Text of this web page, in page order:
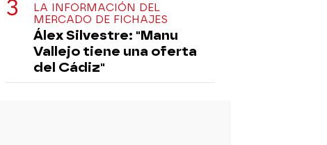
LA INFORMACIÓN DEL
MERCADO DE FICHAJES
Álex Silvestre: "Manu
Vallejo tiene una oferta
del Cádiz"